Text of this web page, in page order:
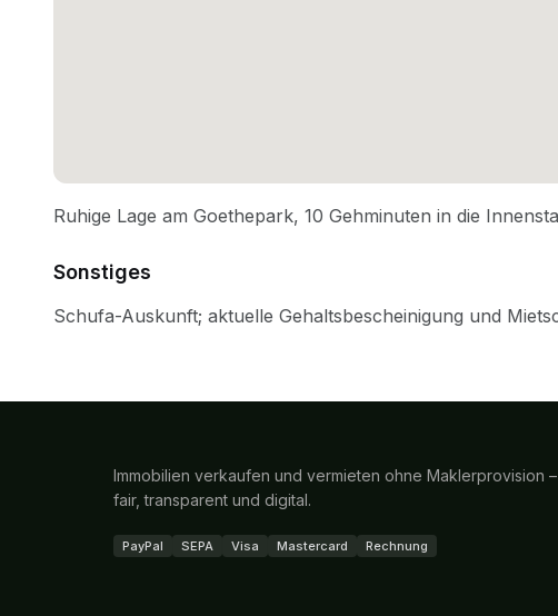
Sonstiges
Immobilien verkaufen und vermieten ohne Maklerprovision –
fair, transparent und digital.
PayPal SEPA Visa Mastercard Rechnung